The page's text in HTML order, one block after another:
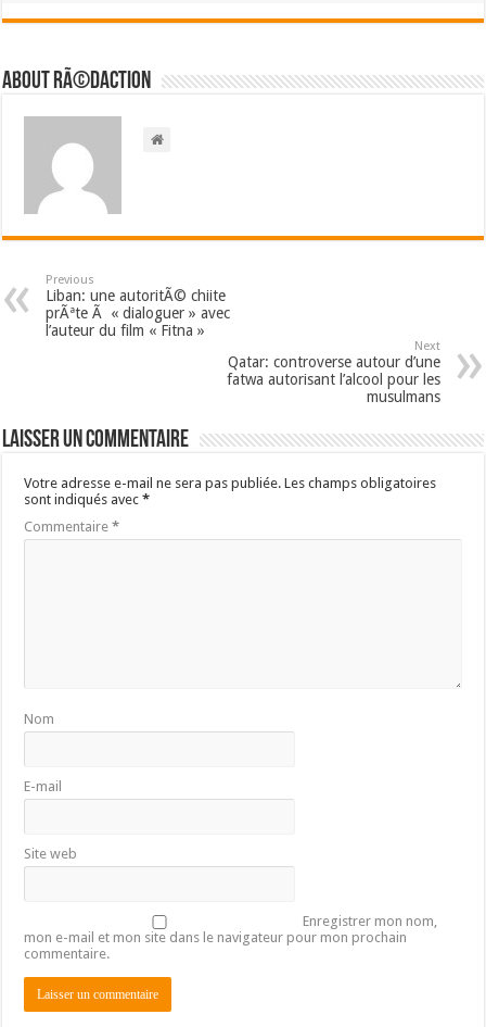
About RÃ©daction
Previous
Liban: une autoritÃ© chiite
prÃªte Ã « dialoguer » avec
l’auteur du film « Fitna »
Next
Qatar: controverse autour d’une
fatwa autorisant l’alcool pour les
musulmans
Laisser un commentaire
Votre adresse e-mail ne sera pas publiée. Les champs obligatoires
sont indiqués avec*
Commentaire*
Nom
E-mail
Site web
Enregistrer mon nom,
mon e-mail et mon site dans le navigateur pour mon prochain
commentaire.